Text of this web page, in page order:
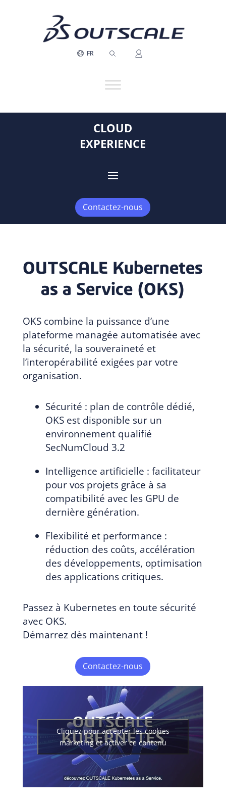
FR
CLOUD
EXPERIENCE
Contactez-nous
OUTSCALE Kubernetes
as a Service (OKS)
OKS combine la puissance d’une
plateforme managée automatisée avec
la sécurité, la souveraineté et
l’interopérabilité exigées par votre
organisation.
Sécurité : plan de contrôle dédié,
OKS est disponible sur un
environnement qualifié
SecNumCloud 3.2
Intelligence artificielle : facilitateur
pour vos projets grâce à sa
compatibilité avec les GPU de
dernière génération.
Flexibilité et performance :
réduction des coûts, accélération
des développements, optimisation
des applications critiques.
Passez à Kubernetes en toute sécurité
avec OKS.
Démarrez dès maintenant !
Contactez-nous
Cliquez pour accepter les cookies
marketing et activer ce contenu